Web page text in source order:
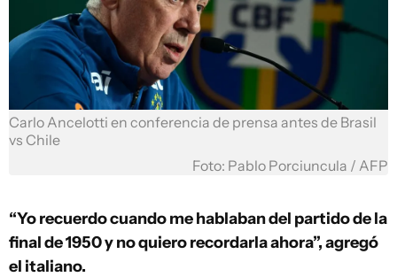
Carlo Ancelotti en conferencia de prensa antes de Brasil
vs Chile
Foto: Pablo Porciuncula / AFP
“Yo recuerdo cuando me hablaban del partido de la
final de 1950 y no quiero recordarla ahora”, agregó
el italiano.